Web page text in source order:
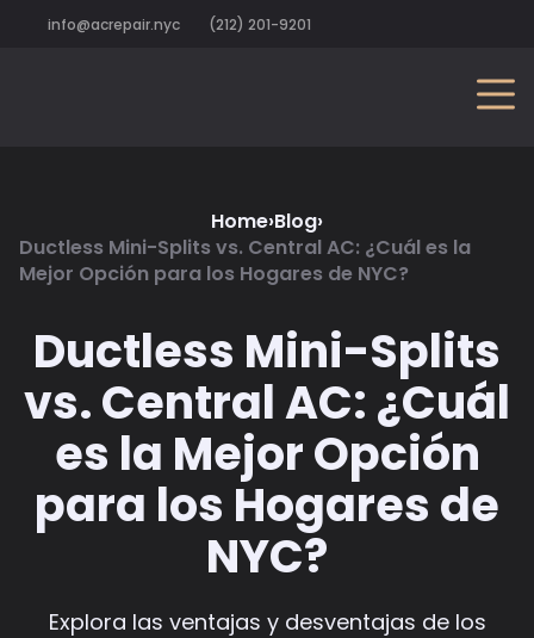
info@acrepair.nyc (212) 201-9201
Home›Blog›
Ductless Mini-Splits vs. Central AC: ¿Cuál es la
Mejor Opción para los Hogares de NYC?
Ductless Mini-Splits
vs. Central AC: ¿Cuál
es la Mejor Opción
para los Hogares de
NYC?
Explora las ventajas y desventajas de los